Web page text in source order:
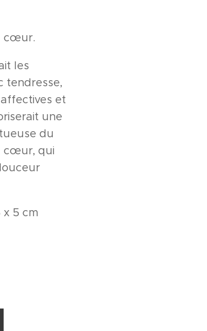
cœur.
les
tendresse,
et
une
du
cœur, qui
x 5 cm